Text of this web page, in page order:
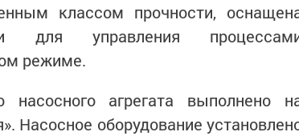
классом прочности,
для управления
режиме.
насосного агрегата выполнено
Насосное оборудование